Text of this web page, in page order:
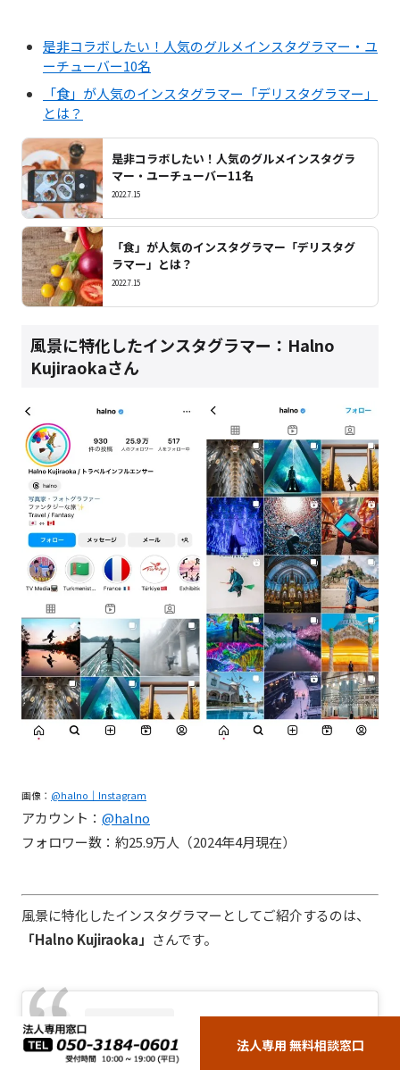
是非コラボしたい！人気のグルメインスタグラマー・ユ
ーチューバー10名
「食」が人気のインスタグラマー「デリスタグラマー」
とは？
是非コラボしたい！人気のグルメインスタグラ
マー・ユーチューバー11名
2022.7.15
「食」が人気のインスタグラマー「デリスタグ
ラマー」とは？
2022.7.15
風景に特化したインスタグラマー：Halno
Kujiraokaさん
画像： @halno｜Instagram
アカウント： @halno
フォロワー数：約25.9万人（2024年4月現在）
風景に特化したインスタグラマーとしてご紹介するのは、
「Halno Kujiraoka」 さんです。
法人専用 無料相談窓口